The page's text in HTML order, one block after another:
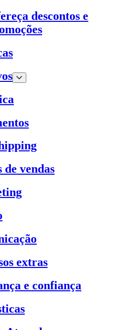
descontos e
de vendas
extras
e confiança